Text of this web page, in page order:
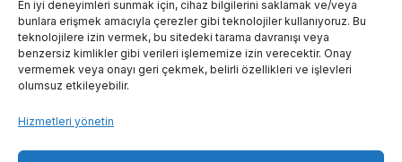
En iyi deneyimleri sunmak için, cihaz bilgilerini saklamak ve/veya
bunlara erişmek amacıyla çerezler gibi teknolojiler kullanıyoruz. Bu
teknolojilere izin vermek, bu sitedeki tarama davranışı veya
benzersiz kimlikler gibi verileri işlememize izin verecektir. Onay
vermemek veya onayı geri çekmek, belirli özellikleri ve işlevleri
olumsuz etkileyebilir.
Hizmetleri yönetin